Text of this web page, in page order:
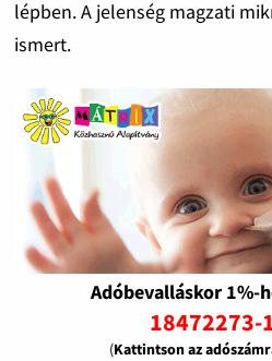
lépben. A jelenség magzati
ismert.
Adóbevalláskor 1%-
18472273-
(Kattintson az